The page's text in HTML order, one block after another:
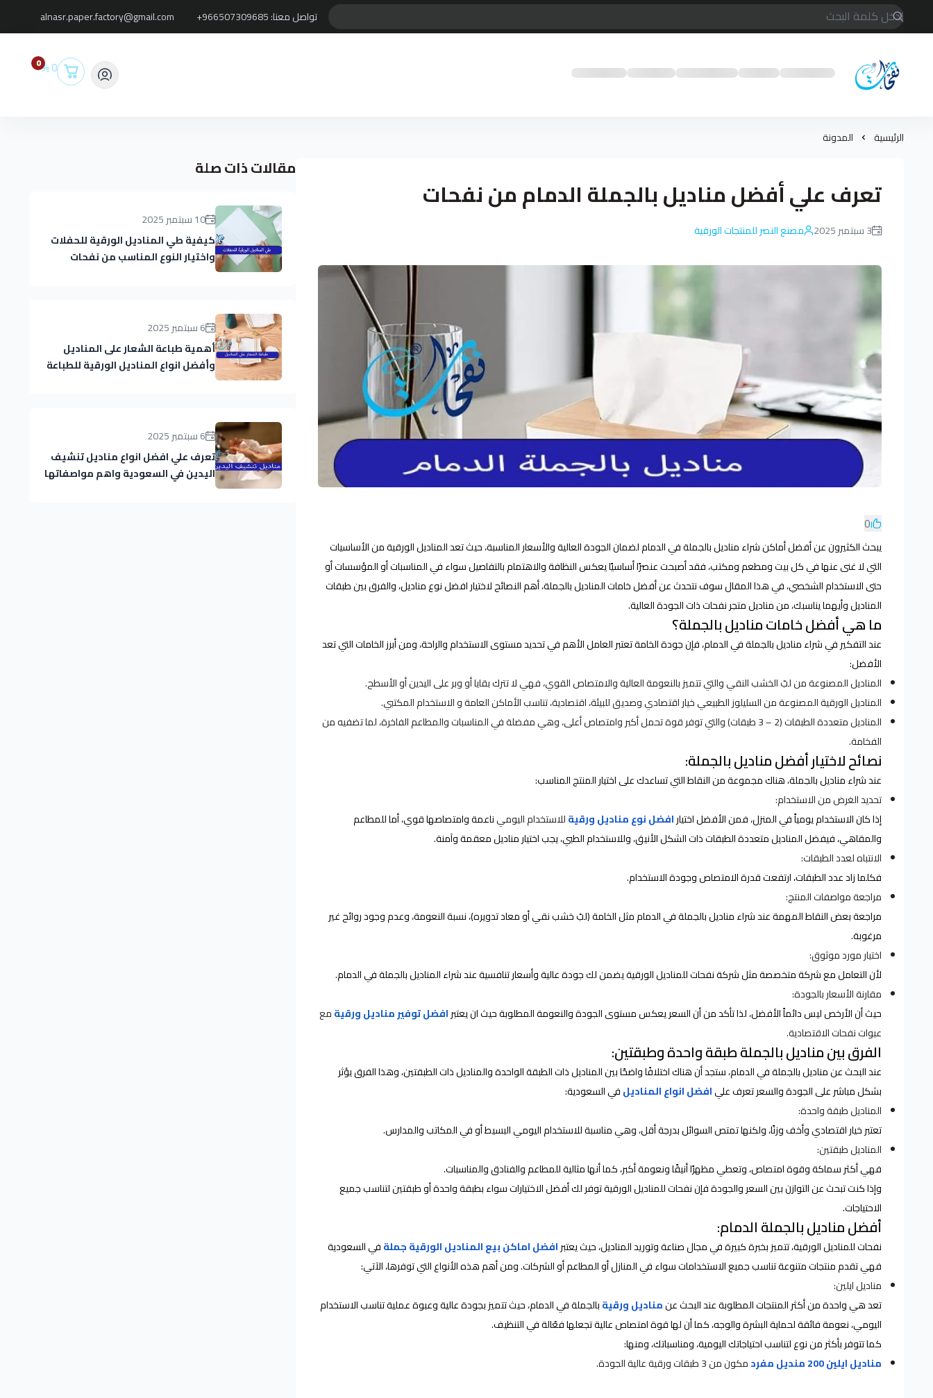
تواصل معنا:+966507309685
alnasr.paper.factory@gmail.com
متجر مناديل نفحات
0 0
الرئيسية المدونة
تعرف علي أفضل مناديل بالجملة الدمام من نفحات
3 سبتمبر 2025 مصنع النصر للمنتجات الورقية
0
يبحث الكثيرون عن أفضل أماكن شراء مناديل بالجملة في الدمام لضمان الجودة العالية والأسعار المناسبة، حيث تعد المناديل الورقية من الأساسيات
التي لا غنى عنها في كل بيت ومطعم ومكتب، فقد أصبحت عنصرًا أساسيًا يعكس النظافة والاهتمام بالتفاصيل سواء في المناسبات أو المؤسسات أو
حتى الاستخدام الشخصي، في هذا المقال سوف نتحدث عن أفضل خامات المناديل بالجملة، أهم النصائح لاختيار افضل نوع مناديل، والفرق بين طبقات
المناديل وأيهما يناسبك، من مناديل متجر نفحات ذات الجودة العالية.
ما هي أفضل خامات مناديل بالجملة؟
عند التفكير في شراء مناديل بالجملة في الدمام، فإن جودة الخامة تعتبر العامل الأهم في تحديد مستوى الاستخدام والراحة، ومن أبرز الخامات التي تعد
الأفضل:
المناديل المصنوعة من لبّ الخشب النقي والتي تتميز بالنعومة العالية والامتصاص القوي، فهي لا تترك بقايا أو وبر على اليدين أو الأسطح.
المناديل الورقية المصنوعة من السليلوز الطبيعي خيار اقتصادي وصديق للبيئة، اقتصادية، تناسب الأماكن العامة و الاستخدام المكتبي.
المناديل متعددة الطبقات (2 – 3 طبقات) والتي توفر قوة تحمل أكبر وامتصاص أعلى، وهي مفضلة في المناسبات والمطاعم الفاخرة، لما تضفيه من
الفخامة.
نصائح لاختيار أفضل مناديل بالجملة:
عند شراء مناديل بالجملة، هناك مجموعة من النقاط التي تساعدك على اختيار المنتج المناسب:
تحديد الغرض من الاستخدام:
إذا كان الاستخدام يومياً في المنزل، فمن الأفضل اختيارافضل نوع مناديل ورقيةللاستخدام اليوميناعمة وامتصاصها قوي، أما للمطاعم
والمقاهي، فيفضل المناديل متعددة الطبقات ذات الشكل الأنيق، وللاستخدام الطبي، يجب اختيار مناديل معقمة وآمنة.
الانتباه لعدد الطبقات:
فكلما زاد عدد الطبقات، ارتفعت قدرة الامتصاص وجودة الاستخدام.
مراجعة مواصفات المنتج:
مراجعة بعض النقاط المهمة عند شراء مناديل بالجملة في الدمام مثل الخامة (لبّ خشب نقي أو معاد تدويره)، نسبة النعومة، وعدم وجود روائح غير
مرغوبة.
اختيار مورد موثوق:
لأن التعامل مع شركة متخصصة مثل شركة نفحات للمناديل الورقية يضمن لك جودة عالية وأسعار تنافسية عند شراء المناديل بالجملة في الدمام.
مقارنة الأسعار بالجودة:
حيث أن الأرخص ليس دائماً الأفضل، لذا تأكد من أن السعر يعكس مستوى الجودة والنعومة المطلوبة حيث ان يعتبرافضل توفير مناديل ورقيةمع
عبوات نفحات الاقتصادية.
الفرق بين مناديل بالجملة طبقة واحدة وطبقتين:
عند البحث عن مناديل بالجملة في الدمام، ستجد أن هناك اختلافًا واضحًا بين المناديل ذات الطبقة الواحدة والمناديل ذات الطبقتين، وهذا الفرق يؤثر
بشكل مباشر على الجودة والسعر تعرف عليافضل انواع المناديلفي السعودية:
المناديل طبقة واحدة:
تعتبر خيار اقتصادي وأخف وزنًا، ولكنها تمتص السوائل بدرجة أقل، وهي مناسبة للاستخدام اليومي البسيط أو في المكاتب والمدارس.
المناديل طبقتين:
فهي أكثر سماكة وقوة امتصاص، وتعطي مظهرًا أنيقًا ونعومة أكبر، كما أنها مثالية للمطاعم والفنادق والمناسبات.
وإذا كنت تبحث عن التوازن بين السعر والجودة فإن نفحات للمناديل الورقية توفر لك أفضل الاختيارات سواء بطبقة واحدة أو طبقتين لتناسب جميع
الاحتياجات.
أفضل مناديل بالجملة الدمام:
نفحات للمناديل الورقية، تتميز بخبرة كبيرة في مجال صناعة وتوريد المناديل، حيث يعتبرافضل اماكن بيع المناديل الورقية جملةفيالسعودية
فهي تقدم منتجات متنوعة تناسب جميع الاستخدامات سواء في المنازل أو المطاعم أو الشركات. ومن أهم هذه الأنواع التي توفرها، الآتي:
مناديل ايلين:
تعد هي واحدة من أكثر المنتجات المطلوبة عند البحث عنمناديل ورقيةبالجملة في الدمام، حيث تتميز بجودة عالية وعبوة عملية تناسب الاستخدام
اليومي، نعومة فائقة لحماية البشرة والوجه، كما أن لها قوة امتصاص عالية تجعلها فعّالة في التنظيف.
كما تتوفر بأكثر من نوع لتناسب احتياجاتك اليومية، ومناسباتك، ومنها:
مناديل ايلين 200 منديل مفرد
مكون من 3 طبقات ورقية عالية الجودة.
مقالات ذات صلة
10 سبتمبر 2025
كيفية طي المناديل الورقية للحفلات
واختيار النوع المناسب من نفحات
6 سبتمبر 2025
أهمية طباعة الشعار على المناديل
وأفضل انواع المناديل الورقية للطباعة
6 سبتمبر 2025
تعرف علي افضل انواع مناديل تنشيف
اليدين في السعودية واهم مواصفاتها